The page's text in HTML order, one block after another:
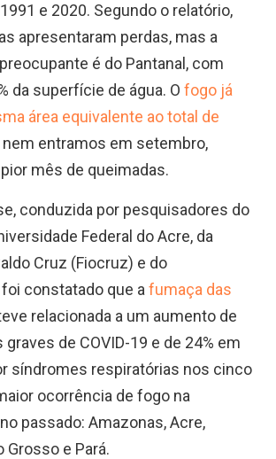
e 2020. Segundo o relatório,
apresentaram perdas, mas a
é do Pantanal, com
da superfície de água. O fogo já
área equivalente ao total de
nem entramos em setembro,
mês de queimadas.
conduzida por pesquisadores do
Federal do Acre, da
Cruz (Fiocruz) e do
constatado que a fumaça das
relacionada a um aumento de
de COVID-19 e de 24% em
síndromes respiratórias nos cinco
ocorrência de fogo na
passado: Amazonas, Acre,
Grosso e Pará.